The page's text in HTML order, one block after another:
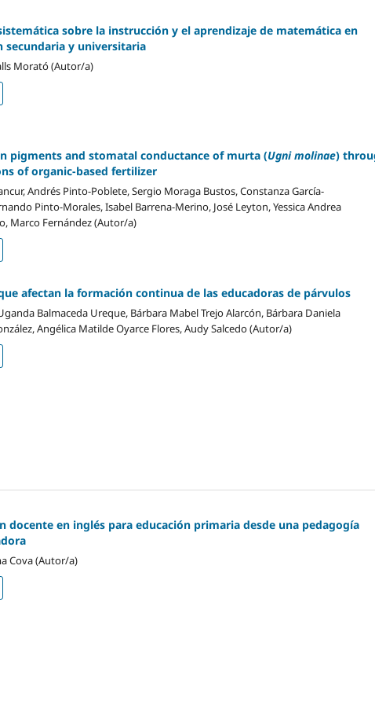
sobre la instrucción y el aprendizaje de matemática en
secundaria y universitaria
Morató (Autor/a)
pigments and stomatal conductance of murta (Ugni molinae)
of organic-based fertilizer
Andrés Pinto-Poblete, Sergio Moraga Bustos, Constanza García-
Pinto-Morales, Isabel Barrena-Merino, José Leyton, Yessica Andrea
Marco Fernández (Autor/a)
afectan la formación continua de las educadoras de párvulos
Balmaceda Ureque, Bárbara Mabel Trejo Alarcón, Bárbara Daniela
Angélica Matilde Oyarce Flores, Audy Salcedo (Autor/a)
docente en inglés para educación primaria desde una pedagogía
Cova (Autor/a)